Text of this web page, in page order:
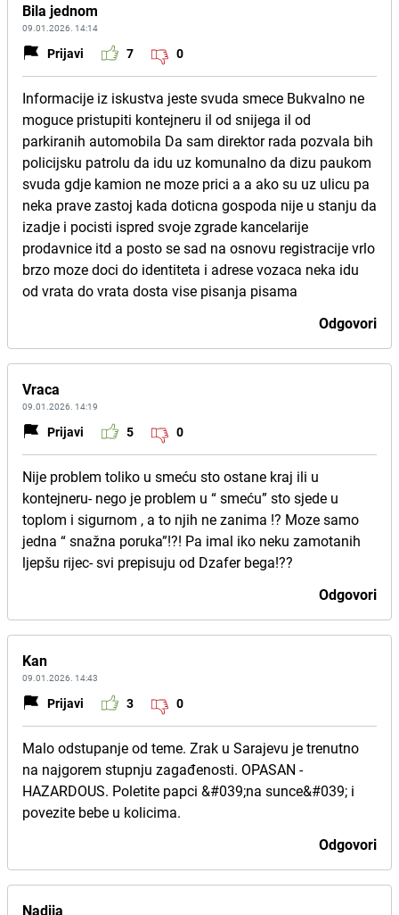
Bila jednom
09.01.2026. 14:14
Prijavi 7 0
Informacije iz iskustva jeste svuda smece Bukvalno ne
moguce pristupiti kontejneru il od snijega il od
parkiranih automobila Da sam direktor rada pozvala bih
policijsku patrolu da idu uz komunalno da dizu paukom
svuda gdje kamion ne moze prici a a ako su uz ulicu pa
neka prave zastoj kada doticna gospoda nije u stanju da
izadje i pocisti ispred svoje zgrade kancelarije
prodavnice itd a posto se sad na osnovu registracije vrlo
brzo moze doci do identiteta i adrese vozaca neka idu
od vrata do vrata dosta vise pisanja pisama
Odgovori
Vraca
09.01.2026. 14:19
Prijavi 5 0
Nije problem toliko u smeću sto ostane kraj ili u
kontejneru- nego je problem u “ smeću” sto sjede u
toplom i sigurnom , a to njih ne zanima !? Moze samo
jedna “ snažna poruka”!?! Pa imal iko neku zamotanih
ljepšu rijec- svi prepisuju od Dzafer bega!??
Odgovori
Kan
09.01.2026. 14:43
Prijavi 3 0
Malo odstupanje od teme. Zrak u Sarajevu je trenutno
na najgorem stupnju zagađenosti. OPASAN -
HAZARDOUS. Poletite papci &#039;na sunce&#039; i
povezite bebe u kolicima.
Odgovori
Nadija